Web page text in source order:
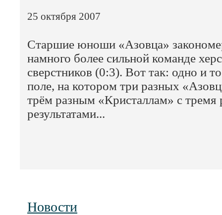
25 октября 2007
Старшие юноши «Азовца»
намного более сильной команде
сверстников (0:3). Вот так: одно и
поле, на котором три разных
трём разным «Кристаллам» с тремя
результатами...
Новости